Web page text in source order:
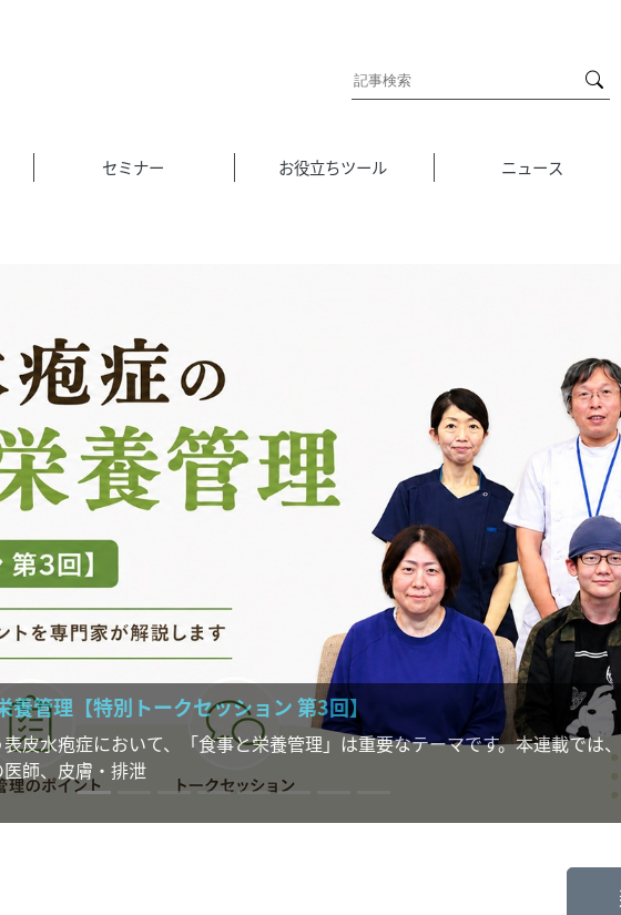
セミナー お役立ちツール ニュース
トークセッション 第3回】
て、「食事と栄養管理」は重要なテーマです。本連載では、自家培養表皮